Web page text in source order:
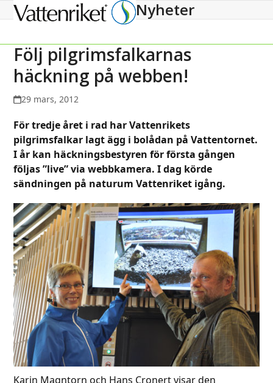
Open
menu
Close
menu
Nyheter
Följ pilgrimsfalkarnas
häckning på webben!
29 mars, 2012
För tredje året i rad har Vattenrikets
pilgrimsfalkar lagt ägg i bolådan på Vattentornet.
I år kan häckningsbestyren för första gången
följas ”live” via webbkamera. I dag körde
sändningen på naturum Vattenriket igång.
Karin Magntorn och Hans Cronert visar den